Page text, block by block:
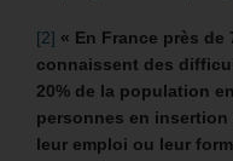
[2] « En France près
connaissent des
20% de la population
personnes en
leur emploi ou leur